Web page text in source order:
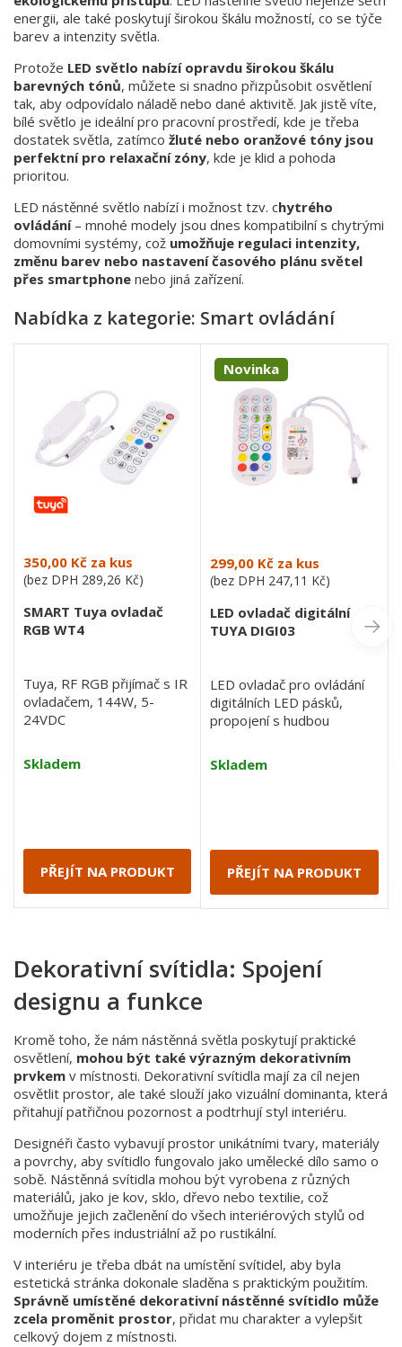
energii, ale také poskytují širokou škálu možností, co se týče
barev a intenzity světla.
Protože LED světlo nabízí opravdu širokou škálu
barevných tónů, můžete si snadno přizpůsobit osvětlení
tak, aby odpovídalo náladě nebo dané aktivitě. Jak jistě víte,
bílé světlo je ideální pro pracovní prostředí, kde je třeba
dostatek světla, zatímco žluté nebo oranžové tóny jsou
perfektní pro relaxační zóny, kde je klid a pohoda
prioritou.
LED nástěnné světlo nabízí i možnost tzv. chytrého
ovládání– mnohé modely jsou dnes kompatibilní s chytrými
domovními systémy, což umožňuje regulaci intenzity,
změnu barev nebo nastavení časového plánu světel
přes smartphone nebo jiná zařízení.
Nabídka z kategorie: Smart ovládání
350,00 Kč za kus
(bez DPH 289,26 Kč)
SMART Tuya ovladač
RGB WT4
Tuya, RF RGB přijímač s IR
ovladačem, 144W, 5-
24VDC
Skladem
PŘEJÍT NA PRODUKT
Novinka
299,00 Kč za kus
(bez DPH 247,11 Kč)
LED ovladač digitální
TUYA DIGI03
LED ovladač pro ovládání
digitálních LED pásků,
propojení s hudbou
Skladem
PŘEJÍT NA PRODUKT
Dekorativní svítidla: Spojení
designu a funkce
Kromě toho, že nám nástěnná světla poskytují praktické
osvětlení, mohou být také výrazným dekorativním
prvkem v místnosti. Dekorativní svítidla mají za cíl nejen
osvětlit prostor, ale také slouží jako vizuální dominanta, která
přitahují patřičnou pozornost a podtrhují styl interiéru.
Designéři často vybavují prostor unikátními tvary, materiály
a povrchy, aby svítidlo fungovalo jako umělecké dílo samo o
sobě. Nástěnná svítidla mohou být vyrobena z různých
materiálů, jako je kov, sklo, dřevo nebo textilie, což
umožňuje jejich začlenění do všech interiérových stylů od
moderních přes industriální až po rustikální.
V interiéru je třeba dbát na umístění svítidel, aby byla
estetická stránka dokonale sladěna s praktickým použitím.
Správně umístěné dekorativní nástěnné svítidlo může
zcela proměnit prostor, přidat mu charakter a vylepšit
celkový dojem z místnosti.